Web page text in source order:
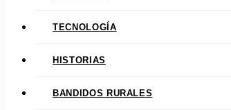
TECNOLOGÍA
HISTORIAS
BANDIDOS RURALES